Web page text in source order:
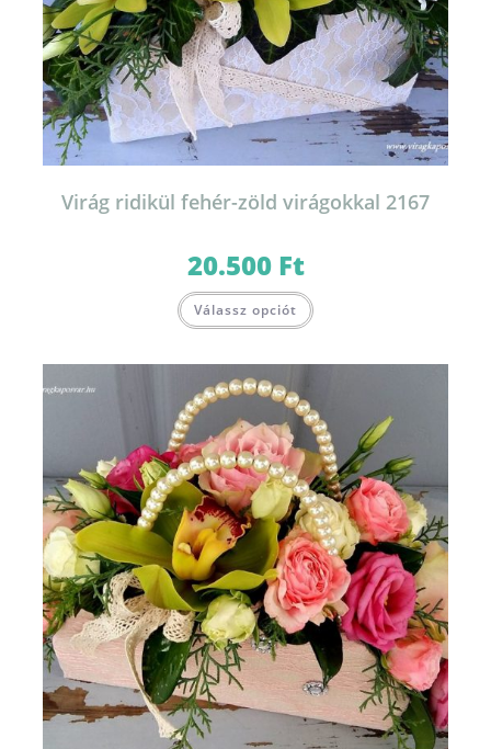
Virág ridikül fehér-zöld virágokkal 2167
20.500 Ft
Válassz opciót